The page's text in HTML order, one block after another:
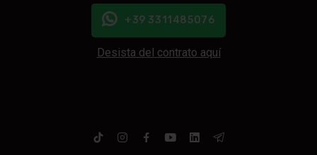
+39 3311485076
Desista del contrato aquí